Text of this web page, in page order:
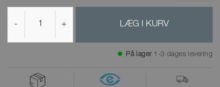
- + LÆG I KURV
På lager 1-3 dages levering